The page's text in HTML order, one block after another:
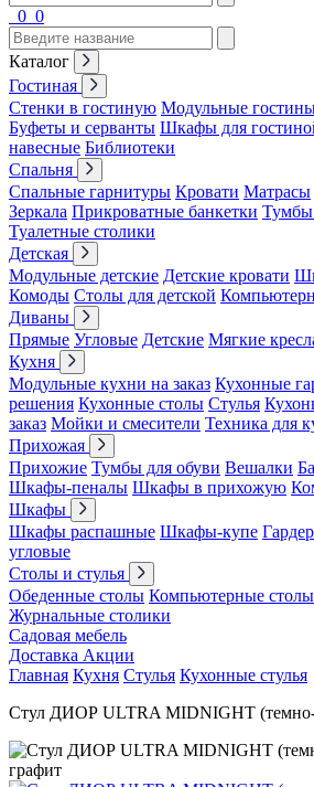
0 0
Каталог
Гостиная
Стенки в гостиную Модульные
Буфеты и серванты Шкафы для
навесные Библиотеки
Спальня
Спальные гарнитуры Кровати Матрасы
Зеркала Прикроватные банкетки Тумбы
Туалетные столики
Детская
Модульные детские Детские кровати
Комоды Столы для детской
Диваны
Прямые Угловые Детские Мягкие
Кухня
Модульные кухни на заказ Кухонные
решения Кухонные столы Стулья
заказ Мойки и смесители Техника для
Прихожая
Прихожие Тумбы для обуви Вешалки
Шкафы-пеналы Шкафы в прихожую
Шкафы
Шкафы распашные Шкафы-купе
угловые
Столы и стулья
Обеденные столы Компьютерные столы
Журнальные столики
Садовая мебель
Доставка Акции
Главная Кухня Стулья Кухонные стулья
Стул ДИОР ULTRA MIDNIGHT (темно-